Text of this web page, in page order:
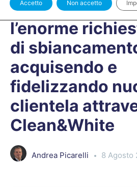
QUIZ –
l’enorme
di
acquisendo e
fidelizzando
clientela
Clean&White
Andrea Picarelli 8 Agosto
Accetto Non accetto